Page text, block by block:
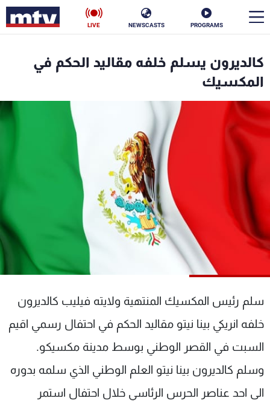
PROGRAMS
NEWSCASTS
LIVE
كالديرون يسلم خلفه مقاليد الحكم في
المكسيك
سلم رئيس المكسيك المنتهية ولايته فيليب كالديرون
خلفه انريكي بينا نيتو مقاليد الحكم في احتفال رسمي اقيم
السبت في القصر الوطني بوسط مدينة مكسيكو.
وسلم كالديرون بينا نيتو العلم الوطني الذي سلمه بدوره
الى احد عناصر الحرس الرئاسي خلال احتفال استمر
الأخبار
سياسة
إقتصاد فن
منوعات رياضة
كأس العالم
البرامج
جدول البرامج
الترددات
الإنـتـاج
لاعلاناتكم
تواصل معنا
شروط الإسـتخدام
سياسة الخصوصية